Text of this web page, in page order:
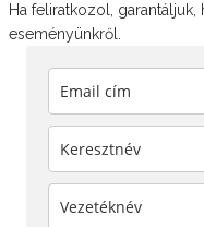
Ha feliratkozol,
eseményünkről.